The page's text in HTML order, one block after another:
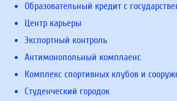
Образовательный кредит с
Центр карьеры
Экспортный контроль
Антимонопольный комплаенс
Комплекс спортивных клубов и
Студенческий городок